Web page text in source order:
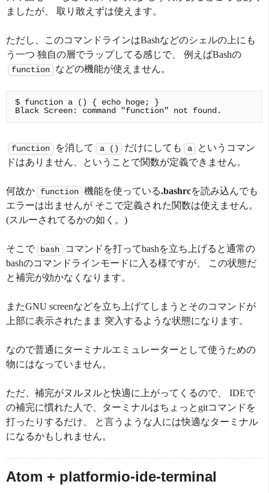
ましたが、 取り敢えずは使えます。
ただし、このコマンドラインはBashなどのシェルの上にも
う一つ 独自の層でラップしてる感じで、 例えばBashの
function などの機能が使えません。
$ function a () { echo hoge; }
function を消して a () だけにしても a
というコマン
ドはありません、ということで関数が定義できません。
何故か function 機能を使っている.bashrcを読み込んでも
エラーは出ませんが そこで定義された関数は使えません。
(スルーされてるかの如く。)
そこで bash
コマンドを打ってbashを立ち上げると通常の
bashのコマンドラインモードに入る様ですが、 この状態だ
と補完が効かなくなります。
またGNU screenなどを立ち上げてしまうとそのコマンドが
上部に表示されたまま 突入するような状態になります。
なので普通にターミナルエミュレーターとして使うための
物にはなっていません。
ただ、補完がヌルヌルと快適に上がってくるので、 IDEで
の補完に慣れた人で、ターミナルはちょっとgitコマンドを
打ったりするだけ、 と言うような人には快適なターミナル
になるかもしれません。
Atom + platformio-ide-terminal